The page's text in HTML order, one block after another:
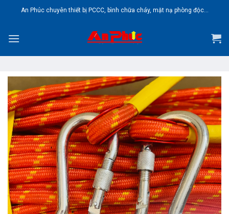
An Phúc chuyên thiết bị PCCC, bình chữa cháy, mặt nạ phòng độc...